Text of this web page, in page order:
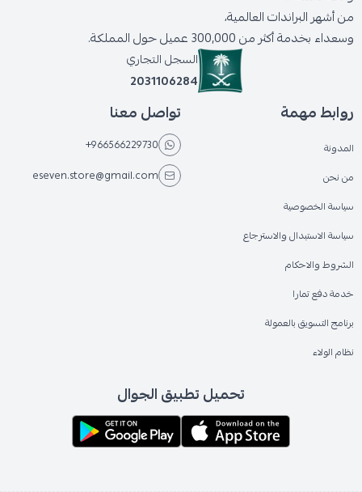
من أشهر البراندات العالمية،
وسعداء بخدمة أكثر من 300,000 عميل حول المملكة.
السجل التجاري
2031106284
روابط مهمة
المدونة
من نحن
سياسة الخصوصية
سياسة الاستبدال والاسترجاع
الشروط والاحكام
خدمة دفع تمارا
برنامج التسويق بالعمولة
نظام الولاء
تواصل معنا
+966566229730
eseven.store@gmail.com
تحميل تطبيق الجوال